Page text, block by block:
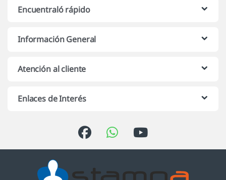
Encuentraló rápido
Información General
Atención al cliente
Enlaces de Interés